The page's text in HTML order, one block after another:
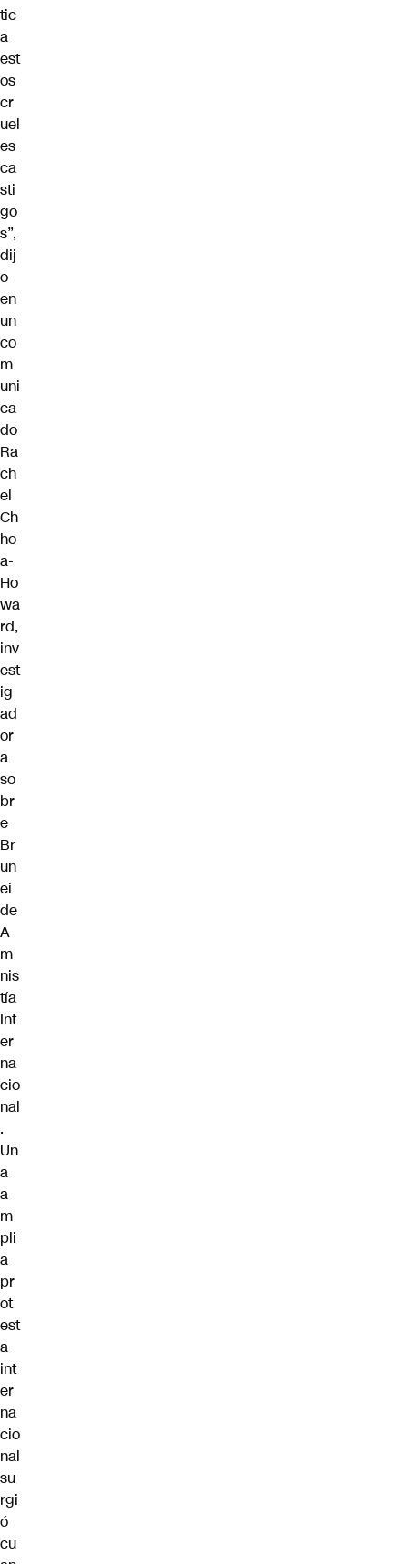
tic
a
est
os
cr
uel
es
ca
sti
go
s”,
dij
o
en
un
co
m
uni
ca
do
Ra
ch
el
Ch
ho
a-
Ho
wa
rd,
inv
est
ig
ad
or
a
so
br
e
Br
un
ei
de
A
m
nis
tía
Int
er
na
cio
nal
.
Un
a
a
m
pli
a
pr
ot
est
a
int
er
na
cio
nal
su
rgi
ó
cu